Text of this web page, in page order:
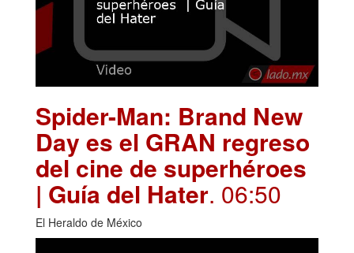
Spider-Man: Brand New
Day es el GRAN regreso
del cine de superhéroes
| Guía del Hater. 06:50
El Heraldo de México